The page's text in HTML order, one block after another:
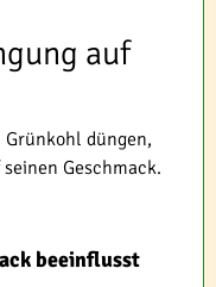
auf
Grünkohl düngen,
Geschmack.
beeinflusst